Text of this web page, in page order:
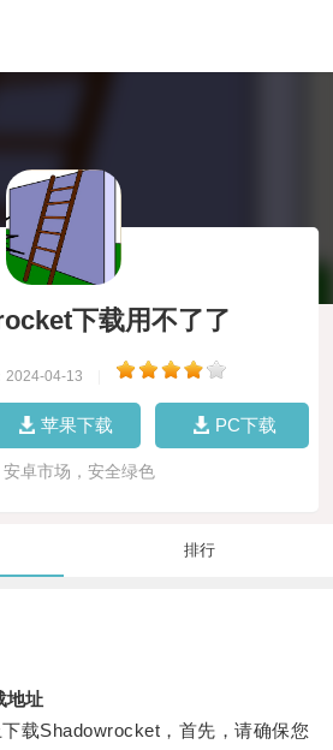
下载用不了了
2024-04-13
苹果下载 PC下载
安卓市场，安全绿色
排行
地址
Shadowrocket，首先，请确保您